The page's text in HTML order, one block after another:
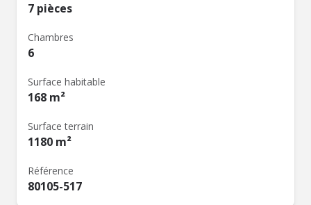
7 pièces
Chambres
6
Surface habitable
168 m²
Surface terrain
1180 m²
Référence
80105-517